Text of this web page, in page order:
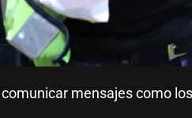
mensajes como